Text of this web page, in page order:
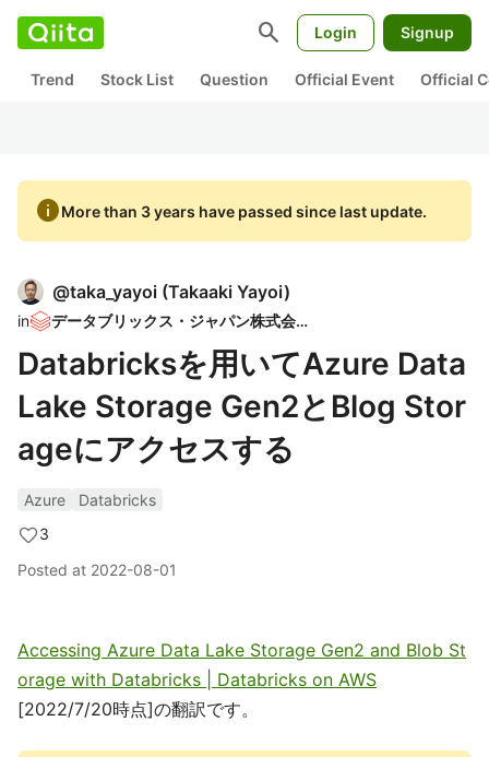
search Login Signup
Trend Stock List Question Official Event Official
infoMore than 3 years have passed since last update.
@taka_yayoi (Takaaki Yayoi)
in データブリックス・ジャパン株式会社
Databricksを用いてAzure Data
Lake Storage Gen2とBlog Stor
ageにアクセスする
Azure
Databricks
3
Posted at 2022-08-01
Accessing Azure Data Lake Storage Gen2 and Blob St
orage with Databricks | Databricks on AWS
[2022/7/20時点]の翻訳です。